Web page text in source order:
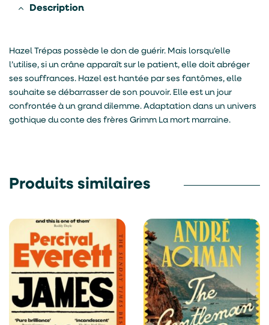
Description
Hazel Trépas possède le don de guérir. Mais lorsqu’elle
l’utilise, si un crâne apparaît sur le patient, elle doit abréger
ses souffrances. Hazel est hantée par ses fantômes, elle
souhaite se débarrasser de son pouvoir. Elle est un jour
confrontée à un grand dilemme. Adaptation dans un univers
gothique du conte des frères Grimm La mort marraine.
Produits similaires